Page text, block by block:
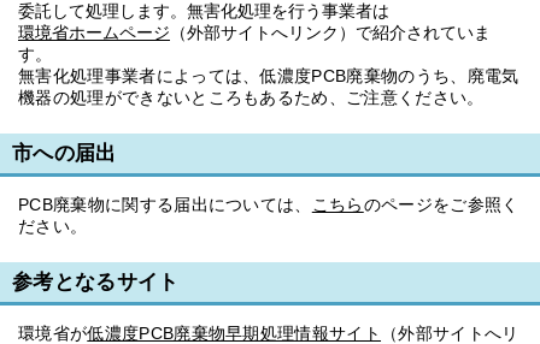
委託して処理します。無害化処理を行う事業者は
環境省ホームページ （外部サイトへリンク）で紹介されていま
す。
無害化処理事業者によっては、低濃度PCB廃棄物のうち、廃電気
機器の処理ができないところもあるため、ご注意ください。
市への届出
PCB廃棄物に関する届出については、 こちらのページをご参照く
ださい。
参考となるサイト
環境省が低濃度PCB廃棄物早期処理情報サイト
（外部サイトへリ